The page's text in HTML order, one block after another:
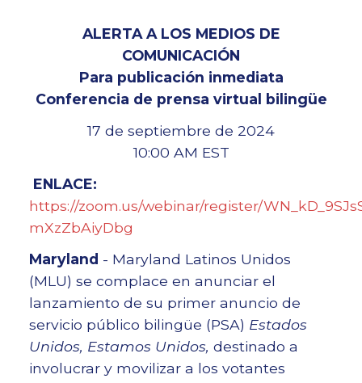
ALERTA A LOS MEDIOS DE
COMUNICACIÓN
Para publicación inmediata
Conferencia de prensa virtual bilingüe
17 de septiembre de 2024
10:00 AM EST
ENLACE:
https://zoom.us/webinar/register/
mXzZbAiyDbg
Maryland - Maryland Latinos Unidos
(MLU) se complace en anunciar el
lanzamiento de su primer anuncio de
servicio público bilingüe (PSA) Estados
Unidos, Estamos Unidos, destinado a
involucrar y movilizar a los votantes